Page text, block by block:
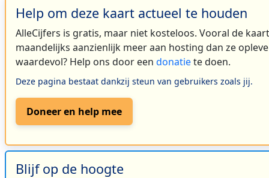
Help om deze kaart actueel te houden
AlleCijfers is gratis, maar niet kosteloos. Vooral de
maandelijks aanzienlijk meer aan hosting dan ze
waardevol? Help ons door een donatiete doen.
Deze pagina bestaat dankzij steun van gebruikers zoals jij.
Doneer en help mee
Blijf op de hoogte